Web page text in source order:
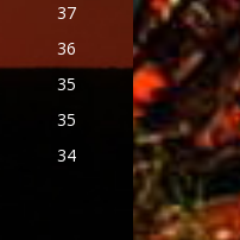
37
36
35
35
34